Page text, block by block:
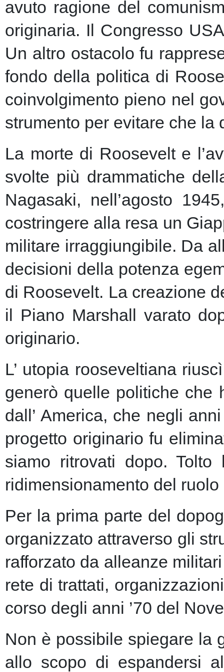
avuto ragione del
originaria. Il Congresso
Un altro ostacolo fu
fondo della politica di
coinvolgimento pieno nel
strumento per evitare che
La morte di Roosevelt e
svolte più drammatiche
Nagasaki, nell’agosto
costringere alla resa un
militare irraggiungibile. Da
decisioni della potenza
di Roosevelt. La creazione
il Piano Marshall varato
originario.
L’ utopia rooseveltiana
generò quelle politiche che
dall’ America, che negli
progetto originario fu
siamo ritrovati dopo.
ridimensionamento del
Per la prima parte del
organizzato attraverso gli
rafforzato da alleanze
rete di trattati,
corso degli anni ’70 del
Non è possibile spiegare la
allo scopo di espandersi